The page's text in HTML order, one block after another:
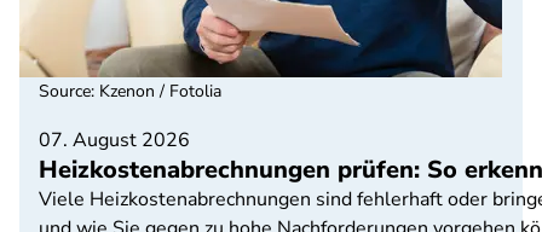
07. August 2026
Heizkostenabrechnungen prüfen: So
Viele Heizkostenabrechnungen sind fehlerhaft oder
Source: Kzenon / Fotolia